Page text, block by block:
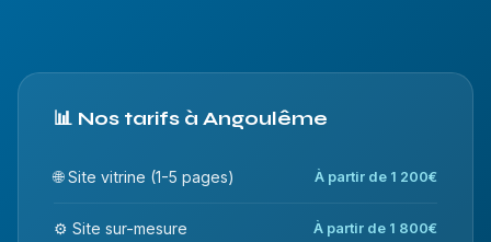
📊 Nos tarifs à Angoulême
🌐 Site vitrine (1-5 pages) À partir de 1 200€
⚙️ Site sur-mesure À partir de 1 800€